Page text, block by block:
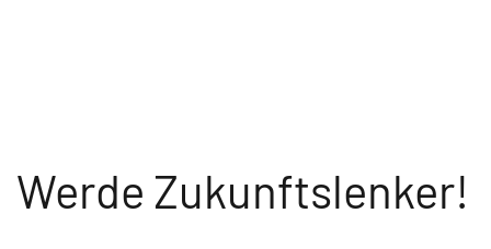
Werde Zukunftslenker!